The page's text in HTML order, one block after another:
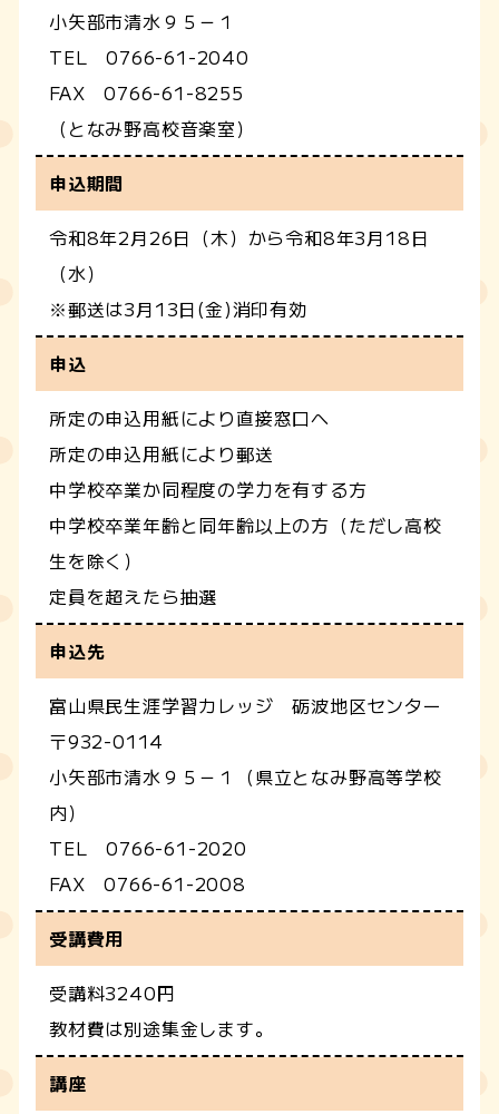
小矢部市清水９５－１
TEL 0766-61-2040
FAX 0766-61-8255
（となみ野高校音楽室）
申込期間
令和8年2月26日（木）から令和8年3月18日
（水）
※郵送は3月13日(金)消印有効
申込
所定の申込用紙により直接窓口へ
所定の申込用紙により郵送
中学校卒業か同程度の学力を有する方
中学校卒業年齢と同年齢以上の方（ただし高校
生を除く）
定員を超えたら抽選
申込先
富山県民生涯学習カレッジ 砺波地区センター
〒932-0114
小矢部市清水９５－１（県立となみ野高等学校
内）
TEL 0766-61-2020
FAX 0766-61-2008
受講費用
受講料3240円
教材費は別途集金します。
講座